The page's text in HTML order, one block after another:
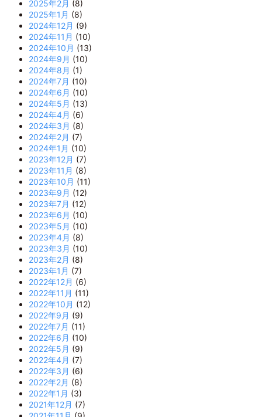
2025年2月 (8)
2025年1月 (8)
2024年12月 (9)
2024年11月 (10)
2024年10月 (13)
2024年9月 (10)
2024年8月 (1)
2024年7月 (10)
2024年6月 (10)
2024年5月 (13)
2024年4月 (6)
2024年3月 (8)
2024年2月 (7)
2024年1月 (10)
2023年12月 (7)
2023年11月 (8)
2023年10月 (11)
2023年9月 (12)
2023年7月 (12)
2023年6月 (10)
2023年5月 (10)
2023年4月 (8)
2023年3月 (10)
2023年2月 (8)
2023年1月 (7)
2022年12月 (6)
2022年11月 (11)
2022年10月 (12)
2022年9月 (9)
2022年7月 (11)
2022年6月 (10)
2022年5月 (9)
2022年4月 (7)
2022年3月 (6)
2022年2月 (8)
2022年1月 (3)
2021年12月 (7)